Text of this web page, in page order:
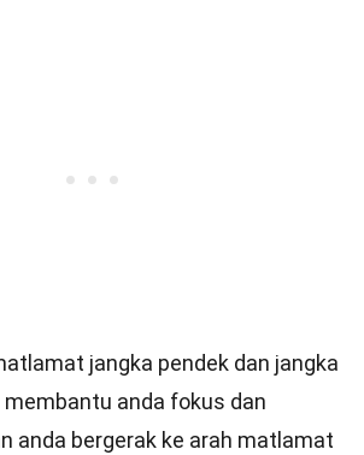
jangka pendek dan jangka
membantu anda fokus dan
anda bergerak ke arah matlamat